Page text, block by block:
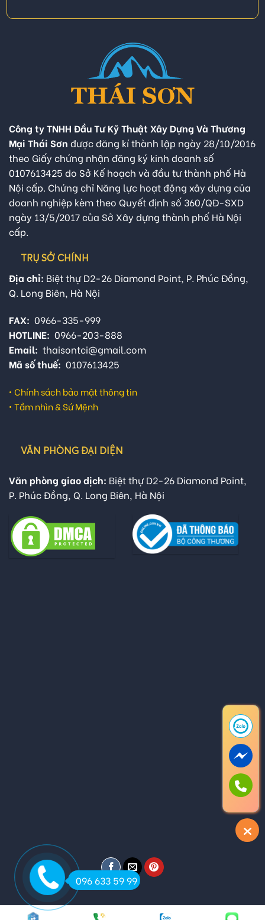
Công ty TNHH Đầu Tư Kỹ Thuật Xây Dựng Và Thương
Mại Thái Sơn được đăng kí thành lập ngày 28/10/2016
theo Giấy chứng nhận đăng ký kinh doanh số
0107613425 do Sở Kế hoạch và đầu tư thành phố Hà
Nội cấp. Chứng chỉ Năng lực hoạt động xây dựng của
doanh nghiệp kèm theo Quyết định số 360/QĐ-SXD
ngày 13/5/2017 của Sở Xây dựng thành phố Hà Nội
cấp.
TRỤ SỞ CHÍNH
Địa chỉ: Biệt thự D2-26 Diamond Point, P. Phúc Đồng,
Q. Long Biên, Hà Nội
FAX: 0966-335-999
HOTLINE: 0966-203-888
Email: thaisontci@gmail.com
Mã số thuế: 0107613425
• Chính sách bảo mật thông tin
• Tầm nhìn & Sứ Mệnh
VĂN PHÒNG ĐẠI DIỆN
Văn phòng giao dịch: Biệt thự D2-26 Diamond Point,
P. Phúc Đồng, Q. Long Biên, Hà Nội
096 633 59 99